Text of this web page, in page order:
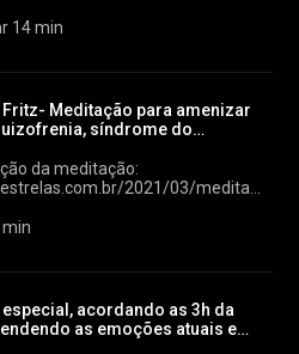
final do querido Pai João das
aqui o pix para
para contribuir para
para
RL)
14 min
Fritz- Meditação para amenizar
síndrome do
da meditação:
2021/03/meditacao-
acordando as 3h da
as emoções atuais e